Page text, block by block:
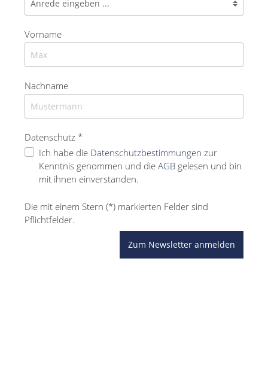
Vorname
Nachname
Datenschutz *
Ich habe die Datenschutzbestimmungen zur
Kenntnis genommen und die AGB gelesen und bin
mit ihnen einverstanden.
Die mit einem Stern (*) markierten Felder sind
Pflichtfelder.
Zum Newsletter anmelden